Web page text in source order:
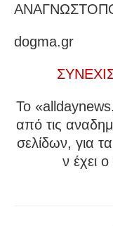
dogma.gr
To
από τις
σελίδων, για
ν έχει